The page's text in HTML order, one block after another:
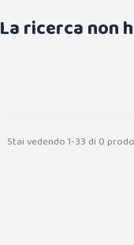
La ricerca non
Stai vedendo 1-33 di 0